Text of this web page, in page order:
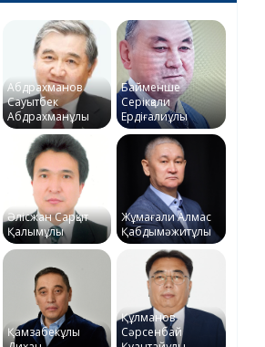
Абдрахманов
Сауытбек
Абдрахманұлы
Байменше
Серікқали
Ердіғалиұлы
Әлісжан Сарқыт
Қалымұлы
Жұмағали Алмас
Қабдымәжитұлы
Қамзабекұлы
Құлманов
Сәрсенбай